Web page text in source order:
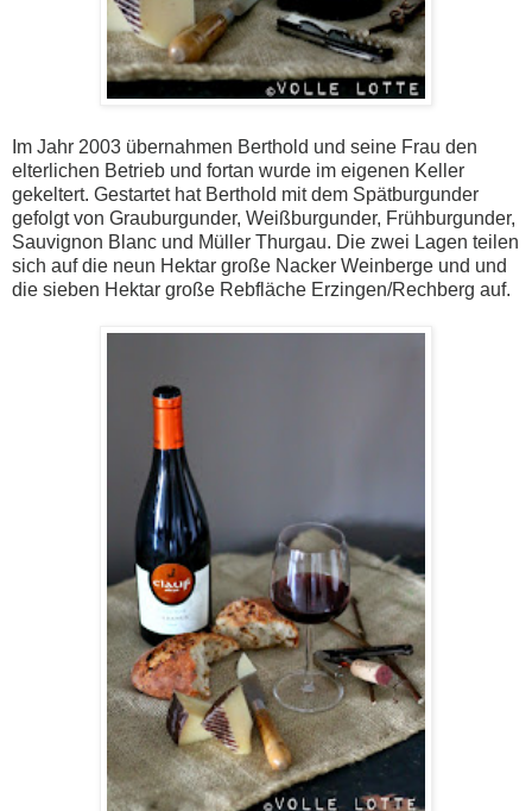
Im Jahr 2003 übernahmen Berthold und seine Frau den
elterlichen Betrieb und fortan wurde im eigenen Keller
gekeltert. Gestartet hat Berthold mit dem Spätburgunder
gefolgt von Grauburgunder, Weißburgunder, Frühburgunder,
Sauvignon Blanc und Müller Thurgau. Die zwei Lagen teilen
sich auf die neun Hektar große Nacker Weinberge und und
die sieben Hektar große Rebfläche Erzingen/Rechberg auf.